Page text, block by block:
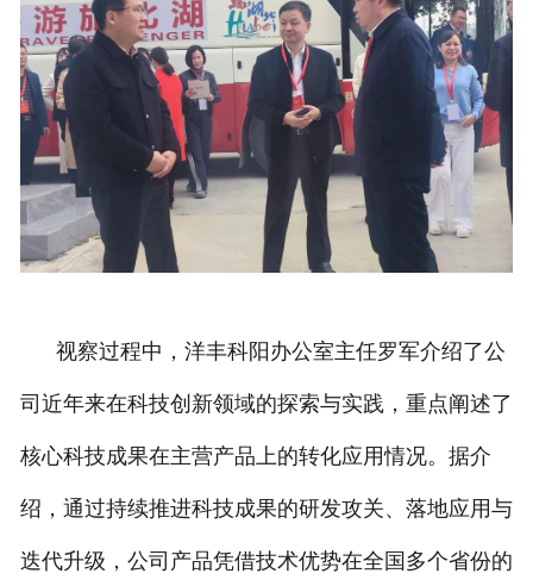
视察过程中，洋丰科阳办公室主任罗军介绍了公
司近年来在科技创新领域的探索与实践，重点阐述了
核心科技成果在主营产品上的转化应用情况。据介
绍，通过持续推进科技成果的研发攻关、落地应用与
迭代升级，公司产品凭借技术优势在全国多个省份的